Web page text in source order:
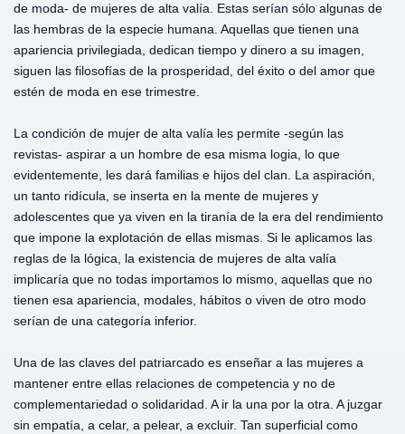
de moda- de mujeres de alta valía. Estas serían sólo algunas de
las hembras de la especie humana. Aquellas que tienen una
apariencia privilegiada, dedican tiempo y dinero a su imagen,
siguen las filosofías de la prosperidad, del éxito o del amor que
estén de moda en ese trimestre.
La condición de mujer de alta valía les permite -según las
revistas- aspirar a un hombre de esa misma logia, lo que
evidentemente, les dará familias e hijos del clan. La aspiración,
un tanto ridícula, se inserta en la mente de mujeres y
adolescentes que ya viven en la tiranía de la era del rendimiento
que impone la explotación de ellas mismas. Si le aplicamos las
reglas de la lógica, la existencia de mujeres de alta valía
implicaría que no todas importamos lo mismo, aquellas que no
tienen esa apariencia, modales, hábitos o viven de otro modo
serían de una categoría inferior.
Una de las claves del patriarcado es enseñar a las mujeres a
mantener entre ellas relaciones de competencia y no de
complementariedad o solidaridad. A ir la una por la otra. A juzgar
sin empatía, a celar, a pelear, a excluir. Tan superficial como